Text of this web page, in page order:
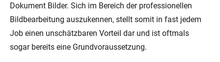
Dokument Bilder. Sich im Bereich der professionellen
Bildbearbeitung auszukennen, stellt somit in fast jedem
Job einen unschätzbaren Vorteil dar und ist oftmals
sogar bereits eine Grundvoraussetzung.